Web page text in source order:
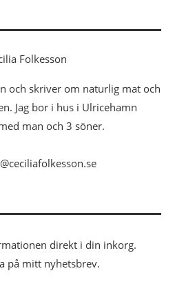
och skriver om naturlig mat och
Jag bor i hus i Ulricehamn
man och 3 söner.
direkt i din inkorg.
på mitt nyhetsbrev.